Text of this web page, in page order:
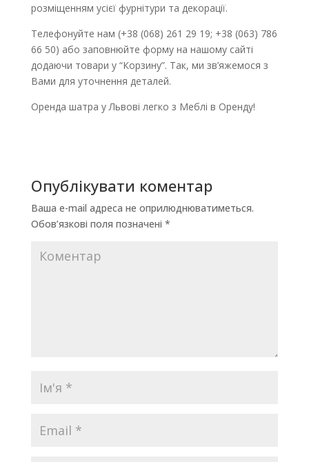
розміщенням усієї фурнітури та декорації.
Телефонуйте нам (+38 (068) 261 29 19; +38 (063) 786
66 50) або заповнюйте форму на нашому сайті
додаючи товари у “Корзину”. Так, ми зв’яжемося з
Вами для уточнення деталей.
Оренда шатра у Львові легко з Меблі в Оренду!
Опублікувати коментар
Ваша e-mail адреса не оприлюднюватиметься.
Обов’язкові поля позначені *